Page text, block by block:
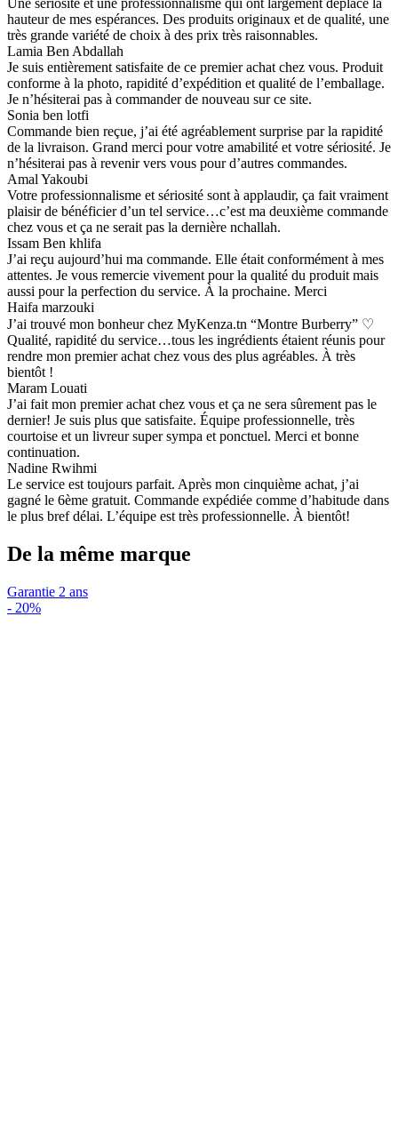
hauteur de mes espérances. Des produits originaux et de qualité, une
très grande variété de choix à des prix très raisonnables.
Lamia Ben Abdallah
Je suis entièrement satisfaite de ce premier achat chez vous. Produit
conforme à la photo, rapidité d’expédition et qualité de l’emballage.
Je n’hésiterai pas à commander de nouveau sur ce site.
Sonia ben lotfi
Commande bien reçue, j’ai été agréablement surprise par la rapidité
de la livraison. Grand merci pour votre amabilité et votre sériosité. Je
n’hésiterai pas à revenir vers vous pour d’autres commandes.
Amal Yakoubi
Votre professionnalisme et sériosité sont à applaudir, ça fait vraiment
plaisir de bénéficier d’un tel service…c’est ma deuxième commande
chez vous et ça ne serait pas la dernière nchallah.
Issam Ben khlifa
J’ai reçu aujourd’hui ma commande. Elle était conformément à mes
attentes. Je vous remercie vivement pour la qualité du produit mais
aussi pour la perfection du service. À la prochaine. Merci
Haifa marzouki
J’ai trouvé mon bonheur chez MyKenza.tn “Montre Burberry” ♡
Qualité, rapidité du service…tous les ingrédients étaient réunis pour
rendre mon premier achat chez vous des plus agréables. À très
bientôt !
Maram Louati
J’ai fait mon premier achat chez vous et ça ne sera sûrement pas le
dernier! Je suis plus que satisfaite. Équipe professionnelle, très
courtoise et un livreur super sympa et ponctuel. Merci et bonne
continuation.
Nadine Rwihmi
Le service est toujours parfait. Après mon cinquième achat, j’ai
gagné le 6ème gratuit. Commande expédiée comme d’habitude dans
le plus bref délai. L’équipe est très professionnelle. À bientôt!
De la même marque
Garantie 2 ans
- 20%